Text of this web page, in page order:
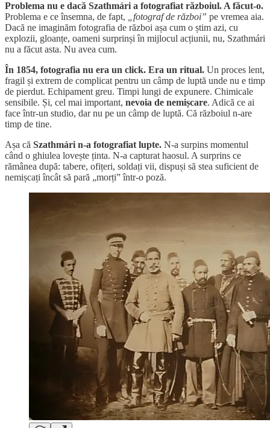
Problema nu e dacă Szathmári a fotografiat războiul. A făcut-o.
Problema e ce însemna, de fapt,
„fotograf de război” pe vremea aia.
Dacă ne imaginăm fotografia de război așa cum o știm azi, cu
explozii, gloanțe, oameni surprinși în mijlocul acțiunii, nu, Szathmári
nu a făcut asta. Nu avea cum.
În 1854, fotografia nu era un click. Era un ritual. Un proces lent,
fragil și extrem de complicat pentru un câmp de luptă unde nu e timp
de pierdut. Echipament greu. Timpi lungi de expunere. Chimicale
sensibile. Și, cel mai important, nevoia de nemișcare. Adică ce ai
face într-un studio, dar nu pe un câmp de luptă. Că războiul n-are
timp de tine.
Așa că Szathmári n-a fotografiat lupte. N-a surpins momentul
când o ghiulea lovește ținta. N-a capturat haosul. A surprins ce
rămânea după: tabere, ofițeri, soldați vii, dispuși să stea suficient de
nemișcați încât să pară „morți” într-o poză.